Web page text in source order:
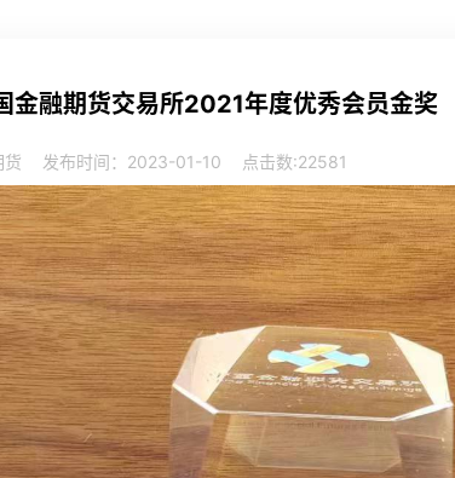
金融期货交易所2021年度优秀会员金奖
货 发布时间：2023-01-10 点击数:22581